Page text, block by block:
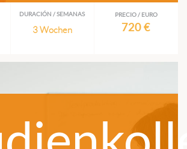
DURACIÓN / SEMANAS
3 Wochen
PRECIO / EURO
720 €